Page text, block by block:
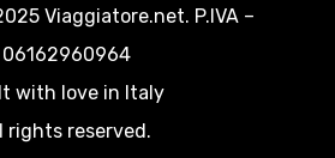
Viaggiatore.net. P.IVA –
06162960964
with love in Italy
rights reserved.